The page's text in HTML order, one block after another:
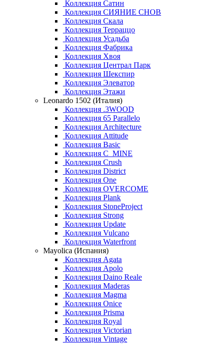
Коллекция Сатин
Коллекция СИЯНИЕ СНОВ
Коллекция Скала
Коллекция Терраццо
Коллекция Усадьба
Коллекция Фабрика
Коллекция Хвоя
Коллекция Централ Парк
Коллекция Шекспир
Коллекция Элеватор
Коллекция Этажи
Leonardo 1502 (Италия)
Коллекция .3WOOD
Коллекция 65 Parallelo
Коллекция Architecture
Коллекция Attitude
Коллекция Basic
Коллекция C_MINE
Коллекция Crush
Коллекция District
Коллекция One
Коллекция OVERCOME
Коллекция Plank
Коллекция StoneProject
Коллекция Strong
Коллекция Update
Коллекция Vulcano
Коллекция Waterfront
Mayolica (Испания)
Коллекция Agata
Коллекция Apolo
Коллекция Daino Reale
Коллекция Maderas
Коллекция Magma
Коллекция Onice
Коллекция Prisma
Коллекция Royal
Коллекция Victorian
Коллекция Vintage